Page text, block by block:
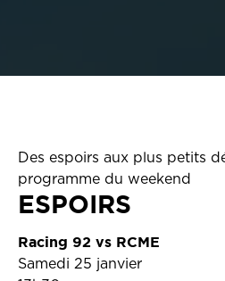
Des espoirs aux plus petits
programme du weekend
ESPOIRS
Racing 92 vs RCME
Samedi 25 janvier